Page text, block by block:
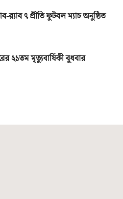
র‌্যাব ৭ প্রীতি ফুটবল ম্যাচ অনুষ্ঠিত
২১তম মৃত্যুবার্ষিকী বুধবার